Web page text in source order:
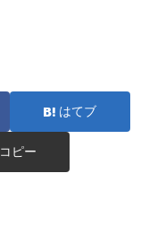
はてブ
コピー